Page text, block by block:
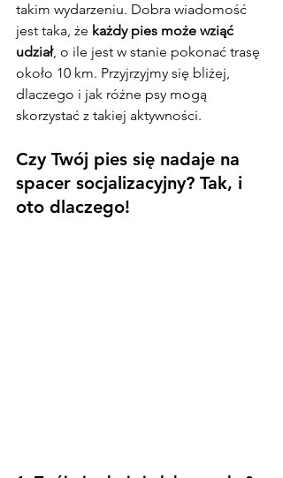
takim wydarzeniu. Dobra wiadomość
jest taka, że każdy pies może wziąć
udział, o ile jest w stanie pokonać trasę
około 10 km. Przyjrzyjmy się bliżej,
dlaczego i jak różne psy mogą
skorzystać z takiej aktywności.
Czy Twój pies się nadaje na
spacer socjalizacyjny? Tak, i
oto dlaczego!